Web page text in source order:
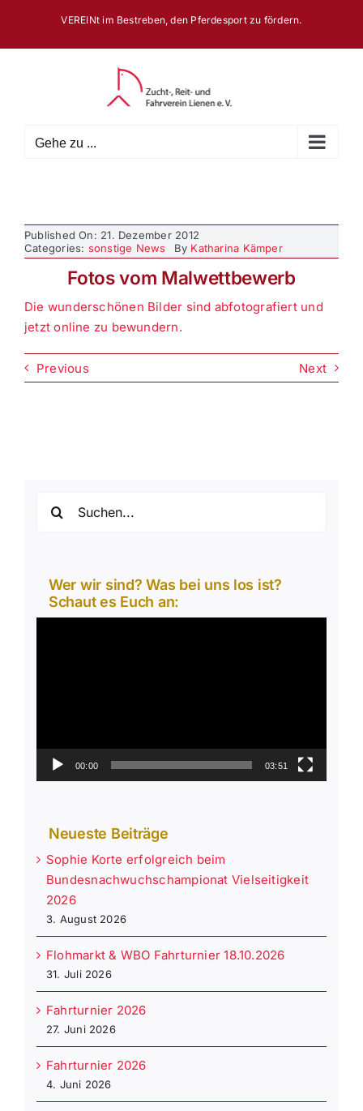
springen
VEREINt im Bestreben, den Pferdesport zu fördern.
Gehe zu ...
Published On: 21. Dezember 2012
Categories: sonstige News By Katharina Kämper
Fotos vom Malwettbewerb
Die wunderschönen Bilder sind abfotografiert und
jetzt online zu bewundern.
Previous Next
nach:
Wer wir sind? Was bei uns los ist?
Schaut es Euch an:
00:00 03:51
Neueste Beiträge
Sophie Korte erfolgreich beim
Bundesnachwuchschampionat Vielseitigkeit
2026
3. August 2026
Flohmarkt & WBO Fahrturnier 18.10.2026
31. Juli 2026
Fahrturnier 2026
27. Juni 2026
Fahrturnier 2026
4. Juni 2026